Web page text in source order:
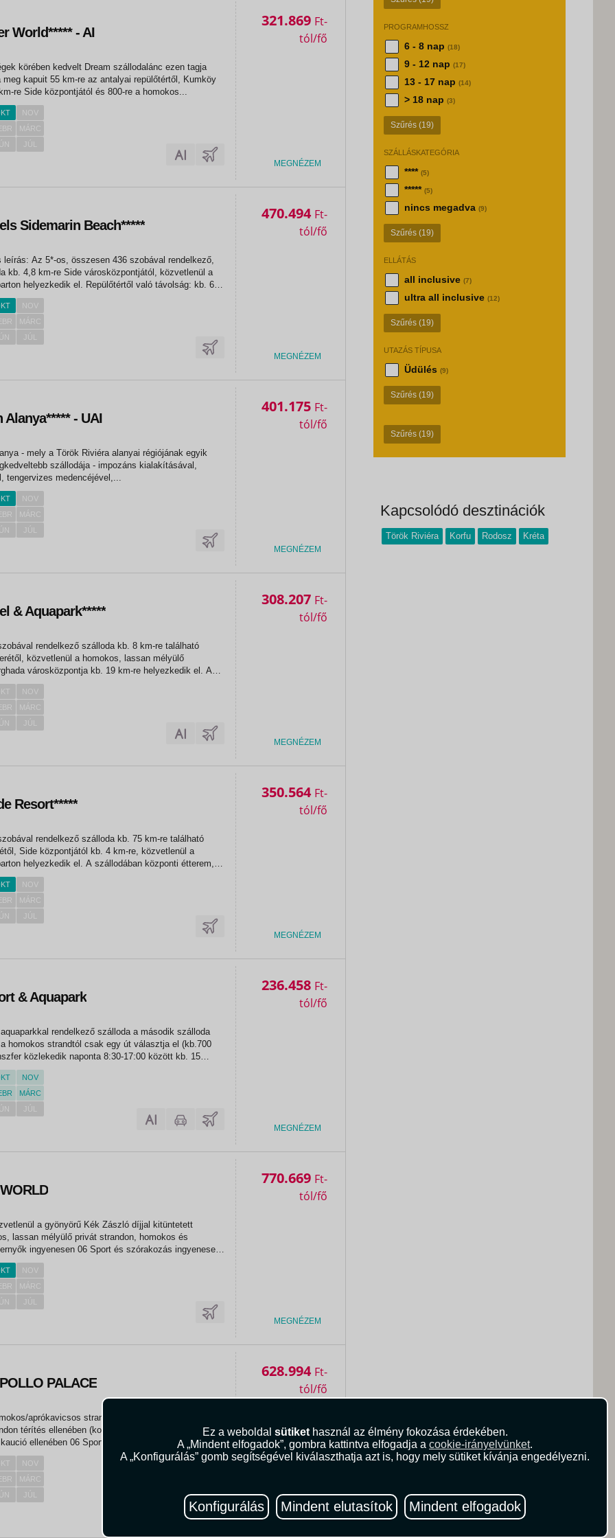
Ez a weboldal sütikethasznál az élmény fokozása érdekében.
A „Mindent elfogadok”, gombra kattintva elfogadja a cookie-irányelvünket.
A „Konfigurálás” gomb segítségével kiválaszthatja azt is, hogy mely sütiket kívánja engedélyezni.
Konfigurálás Mindent elutasítok Mindent elfogadok
PROGRAMHOSSZ
6 - 8 nap (18)
9 - 12 nap (17)
13 - 17 nap (14)
> 18 nap (3)
Szűrés (19)
SZÁLLÁSKATEGÓRIA
**** (5)
***** (5)
nincs megadva (9)
Szűrés (19)
ELLÁTÁS
all inclusive (7)
ultra all inclusive (12)
Szűrés (19)
UTAZÁS TÍPUSA
Üdülés (9)
Szűrés (19)
Szűrés (19)
World***** - AI
körében kedvelt Dream szállodalánc ezen tagja
meg kapuit 55 km-re az antalyai repülőtértől, Kumköy
re Side központjától és 800-re a homokos...
NOV
MÁRC
JÚL
321.869 Ft
MEGNÉZEM
Sidemarin Beach*****
leírás: Az 5*-os, összesen 436 szobával rendelkező,
kb. 4,8 km-re Side városközpontjától, közvetlenül a
helyezkedik el. Repülőtértől való távolság: kb. 60
repülőterétől. Szálloda felszereltsége és...
NOV
MÁRC
JÚL
470.494 Ft
MEGNÉZEM
Alanya***** - UAI
- mely a Török Riviéra alanyai régiójának egyik
szállodája - impozáns kialakításával,
tengervizes medencéjével,...
NOV
MÁRC
JÚL
401.175 Ft
MEGNÉZEM
& Aquapark*****
rendelkező szálloda kb. 8 km-re található
közvetlenül a homokos, lassan mélyülő
városközpontja kb. 19 km-re helyezkedik el. A
térítésmentesen vehetők igénybe a medencénél és
NOV
MÁRC
JÚL
308.207 Ft
MEGNÉZEM
Resort*****
rendelkező szálloda kb. 75 km-re található
Side központjától kb. 4 km-re, közvetlenül a
helyezkedik el. A szállodában központi étterem,
bárok és diszkó várja a vendégeket. A kertben
NOV
MÁRC
JÚL
350.564 Ft
MEGNÉZEM
& Aquapark
rendelkező szálloda a második szálloda
homokos strandtól csak egy út választja el (kb.700
közlekedik naponta 8:30-17:00 között kb. 15
és szórakozási lehetőségek kb. 1,5 km-re
NOV
MÁRC
JÚL
236.458 Ft
MEGNÉZEM
a gyönyörű Kék Zászló díjjal kitüntetett
lassan mélyülő privát strandon, homokos és
ingyenesen 06 Sport és szórakozás ingyenesen
törökfürdő szauna gőzfürdő fitneszterem
kosárlabda...
NOV
MÁRC
JÚL
770.669 Ft
MEGNÉZEM
PALACE
aprókavicsos strand kb. 150 m-re napágyak és
térítés ellenében (korlátozott számban)
ellenében 06 Sport és szórakozás ingyenesen
kosárlabda strandröplabda jóga pilates kültéri
és...
NOV
MÁRC
JÚL
628.994 Ft
MEGNÉZEM
Kapcsolódó desztinációk
Török Riviéra Korfu Rodosz Kréta